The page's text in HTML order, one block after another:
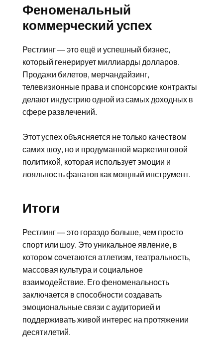
Феноменальный
коммерческий успех
Рестлинг — это ещё и успешный бизнес,
который генерирует миллиарды долларов.
Продажи билетов, мерчандайзинг,
телевизионные права и спонсорские контракты
делают индустрию одной из самых доходных в
сфере развлечений.
Этот успех объясняется не только качеством
самих шоу, но и продуманной маркетинговой
политикой, которая использует эмоции и
лояльность фанатов как мощный инструмент.
Итоги
Рестлинг — это гораздо больше, чем просто
спорт или шоу. Это уникальное явление, в
котором сочетаются атлетизм, театральность,
массовая культура и социальное
взаимодействие. Его феноменальность
заключается в способности создавать
эмоциональные связи с аудиторией и
поддерживать живой интерес на протяжении
десятилетий.